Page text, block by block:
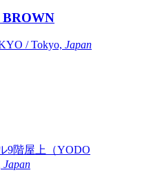
/ Tokyo, Japan
9階屋上（YODO
Japan